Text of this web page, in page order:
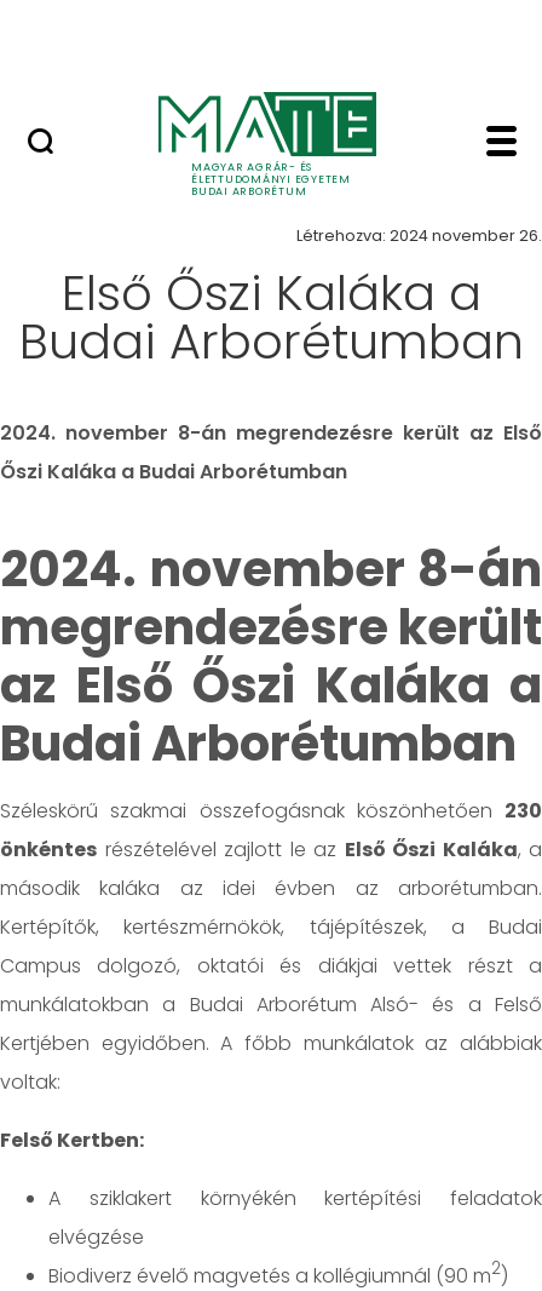
MAGYAR AGRÁR- ÉS
ÉLETTUDOMÁNYI EGYETEM
BUDAI ARBORÉTUM
Hír - Budai Arborétum
Hírek
Létrehozva: 2024 november 26.
Első Őszi Kaláka a
Budai Arborétumban
2024. november 8-án megrendezésre került az Első
Őszi Kaláka a Budai Arborétumban
2024. november 8-án
megrendezésre került
az Első Őszi Kaláka a
Budai Arborétumban
Széleskörű szakmai összefogásnak köszönhetően 230
önkéntes részételével zajlott le az Első Őszi Kaláka, a
második kaláka az idei évben az arborétumban.
Kertépítők, kertészmérnökök, tájépítészek, a Budai
Campus dolgozó, oktatói és diákjai vettek részt a
munkálatokban a Budai Arborétum Alsó- és a Felső
Kertjében egyidőben. A főbb munkálatok az alábbiak
voltak:
Felső Kertben:
A sziklakert környékén kertépítési feladatok
elvégzése
Biodiverz évelő magvetés a kollégiumnál (90 m2)